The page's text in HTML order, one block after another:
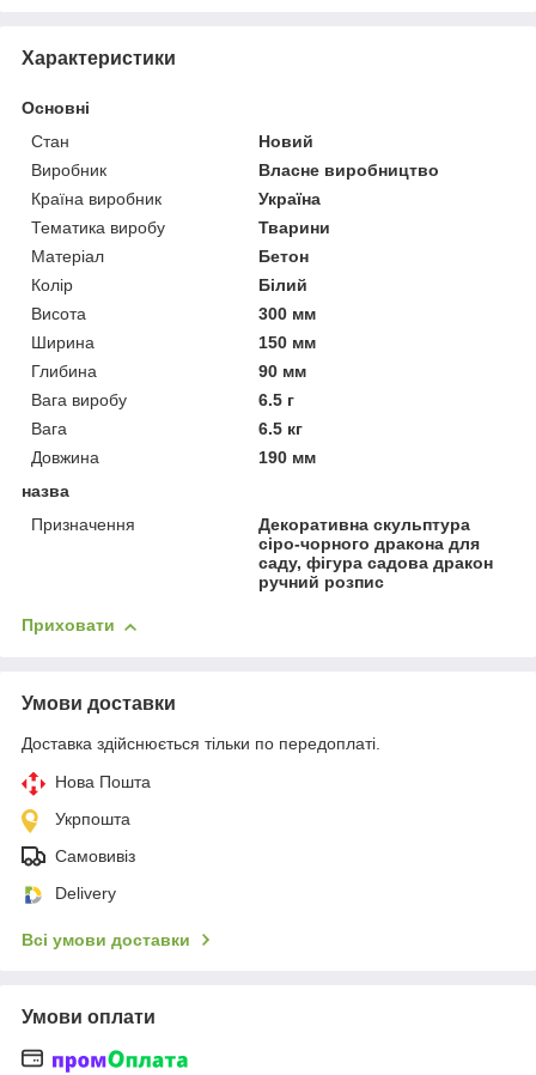
Характеристики
Основні
Стан
Новий
Виробник
Власне виробництво
Країна виробник
Україна
Тематика виробу
Тварини
Матеріал
Бетон
Колір
Білий
Висота
300 мм
Ширина
150 мм
Глибина
90 мм
Вага виробу
6.5 г
Вага
6.5 кг
Довжина
190 мм
назва
Призначення
Декоративна скульптура
сіро-чорного дракона для
саду, фігура садова дракон
ручний розпис
Приховати
Умови доставки
Доставка здійснюється тільки по передоплаті.
Нова Пошта
Укрпошта
Самовивіз
Delivery
Всі умови доставки
Умови оплати